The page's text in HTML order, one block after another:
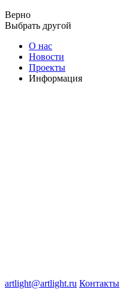
Верно
Выбрать другой
О нас
Новости
Проекты
Информация
artlight@artlight.ru Контакты